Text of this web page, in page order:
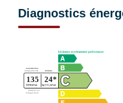
Diagnostics